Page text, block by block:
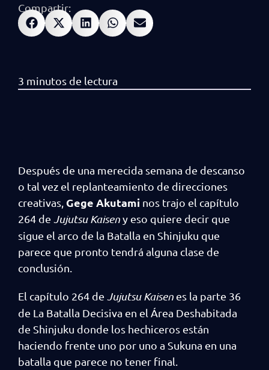
Compartir:
Después de una merecida semana de descanso
o tal vez el replanteamiento de direcciones
creativas, Gege Akutami nos trajo el capítulo
264 de Jujutsu Kaiseny eso quiere decir que
sigue el arco de la Batalla en Shinjuku que
parece que pronto tendrá alguna clase de
conclusión.
El capítulo 264 de Jujutsu Kaisen es la parte 36
de La Batalla Decisiva en el Área Deshabitada
de Shinjuku donde los hechiceros están
haciendo frente uno por uno a Sukuna en una
batalla que parece no tener final.